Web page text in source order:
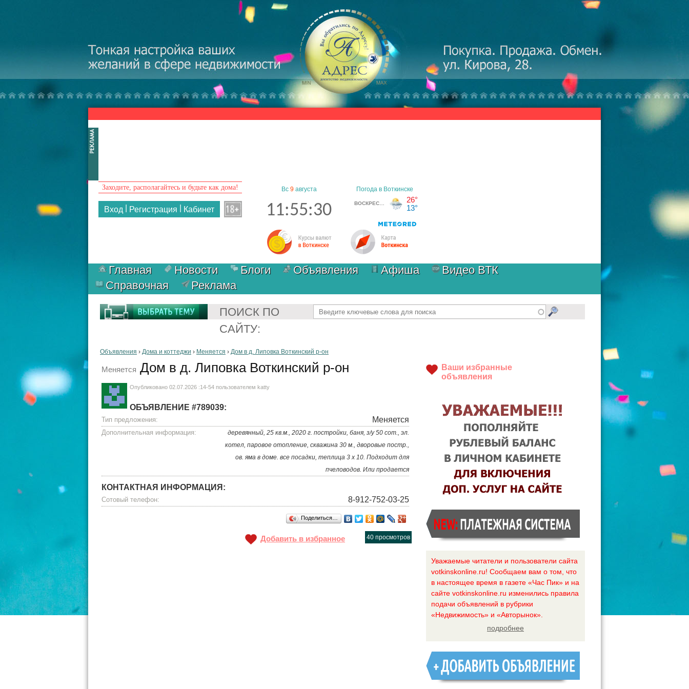
Заходите, располагайтесь и будьте как дома!
Вход Регистрация Кабинет
Вс 9августа
11:55:31
Главная Новости Блоги Объявления Афиша
Видео ВТК
Справочная
Реклама
ПОИСК ПО
САЙТУ:
Объявления › Дома и коттеджи › Меняется › Дом в д. Липовка Воткинский р-он
Меняется Дом в д. Липовка Воткинский р-он
Опубликовано 02.07.2026 :14-54 пользователем katty
ОБЪЯВЛЕНИЕ #789039:
Тип предложения: Меняется
Дополнительная информация:
деревянный, 25 кв.м., 2020 г. постройки, баня, з/у 50 сот., эл.
котел, паровое отопление, скважина 30 м., дворовые постр.,
ов. яма в доме. все посадки, теплица 3 х 10. Подходит для
пчеловодов. Или продается
КОНТАКТНАЯ ИНФОРМАЦИЯ:
Сотовый телефон: 8-912-752-03-25
Поделиться…
40 просмотров
Добавить в избранное
Ваши избранные
объявления
Уважаемые читатели и пользователи сайта
votkinskonline.ru! Сообщаем вам о том, что
в настоящее время в газете «Час Пик» и на
сайте votkinskonline.ru изменились правила
подачи объявлений в рубрики
«Недвижимость» и «Авторынок».
подробнее